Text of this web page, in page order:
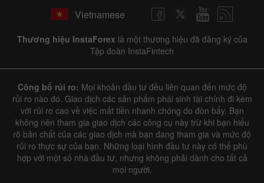
Vietnamese
Thương hiệu InstaForex là một thương hiệu đã đăng ký của
Tập đoàn InstaFintech
Công bố rủi ro: Mọi khoản đầu tư đều liên quan đến mức độ
rủi ro nào đó. Giao dịch các sản phẩm phái sinh tài chính đi kèm
với rủi ro cao về việc mất tiền nhanh chóng do đòn bẩy. Bạn
không nên tham gia giao dịch các công cụ này trừ khi bạn hiểu
rõ bản chất của các giao dịch mà bạn đang tham gia và mức độ
rủi ro thực sự của bạn. Những loại hình đầu tư này có thể phù
hợp với một số nhà đầu tư, nhưng không phải dành cho tất cả
mọi người.